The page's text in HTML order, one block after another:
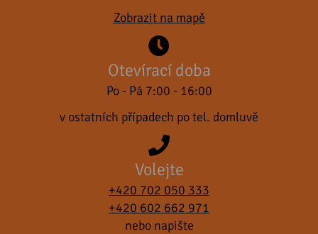
Zobrazit na mapě
Otevírací doba
Po - Pá 7:00 - 16:00
v ostatních případech po tel. domluvě
Volejte
+420 702 050 333
+420 602 662 971
nebo napište